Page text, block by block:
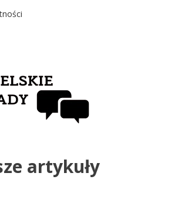
Primera División
artykuły